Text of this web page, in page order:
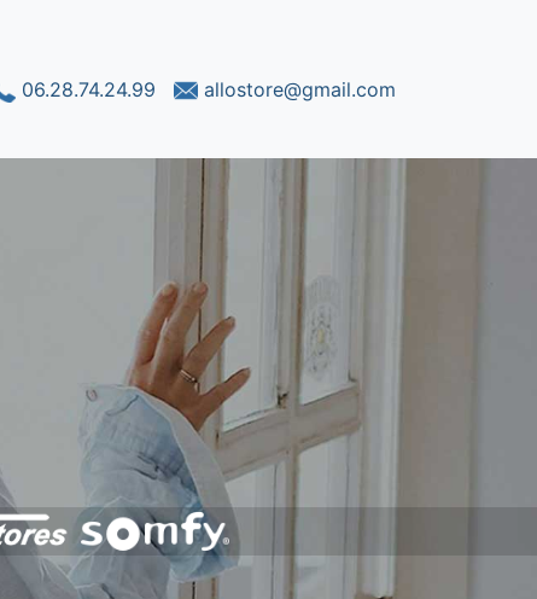
06.28.74.24.99 allostore@gmail.com